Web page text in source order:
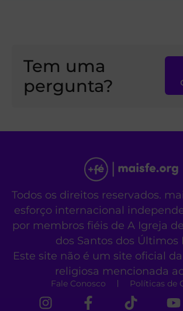
Tem uma
pergunta?
Todos os direitos reservados.
esforço internacional
por membros fiéis de A Igreja
dos Santos dos Últimos
Este site não é um site oficial
religiosa mencionada
Fale Conosco Políticas de